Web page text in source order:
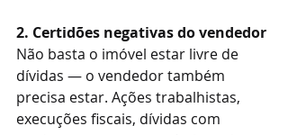
2. Certidões negativas do vendedor
Não basta o imóvel estar livre de
dívidas — o vendedor também
precisa estar. Ações trabalhistas,
execuções fiscais, dívidas com